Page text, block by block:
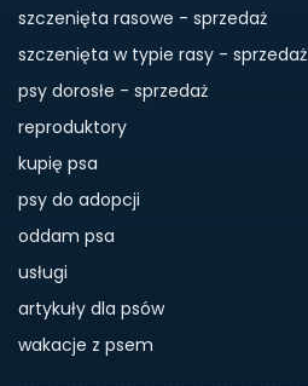
szczenięta rasowe - sprzedaż
szczenięta w typie rasy - sprzedaż
psy dorosłe - sprzedaż
reproduktory
kupię psa
psy do adopcji
oddam psa
usługi
artykuły dla psów
wakacje z psem